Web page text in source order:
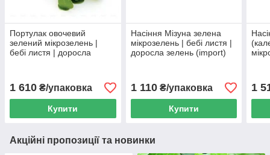
Портулак овочевий
зелений мікрозелень |
бебі листя | доросла
1 610 ₴/упаковка
Купити
Насіння Мізуна зелена
мікрозелень | бебі листя |
доросла зелень (import)
1 110₴/упаковка
Купити
1
Акційні пропозиції та новинки